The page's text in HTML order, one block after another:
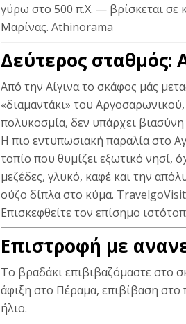
γύρω στο 500 π.Χ. — βρίσκεται σε
Μαρίνας. Athinorama
Δεύτερος σταθμός:
Από την Αίγινα το σκάφος μάς
«διαμαντάκι» του
πολυκοσμία, δεν υπάρχει
Η πιο εντυπωσιακή παραλία στο
τοπίο που θυμίζει εξωτικό νησί,
μεζέδες, γλυκό, καφέ και την
ούζο δίπλα στο κύμα. Travelgo
Επισκεφθείτε τον επίσημο
Επιστροφή με
Το βραδάκι επιβιβαζόμαστε στο
άφιξη στο Πέραμα, επιβίβαση
ήλιο.